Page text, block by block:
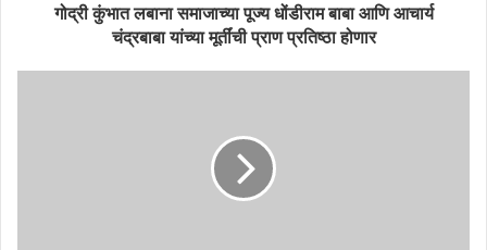
गोद्री कुंभात लबाना समाजाच्या पूज्य धोंडीराम बाबा आणि आचार्य
चंद्रबाबा यांच्या मूर्तींची प्राण प्रतिष्ठा होणार